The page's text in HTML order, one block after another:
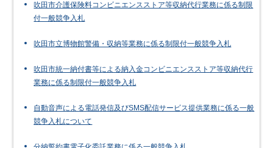
吹田市介護保険料コンビニエンスストア等収納代行業務に係る制限
付一般競争入札
吹田市立博物館警備・収納等業務に係る制限付一般競争入札
吹田市統一納付書等による納入金コンビニエンスストア等収納代行
業務に係る制限付一般競争入札
自動音声による電話発信及びSMS配信サービス提供業務に係る一般
競争入札について